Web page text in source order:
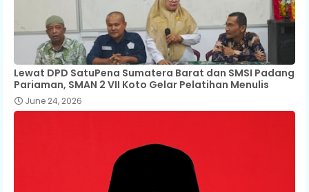
Lewat DPD SatuPena Sumatera Barat dan SMSI Padang
Pariaman, SMAN 2 VII Koto Gelar Pelatihan Menulis
June 24, 2026